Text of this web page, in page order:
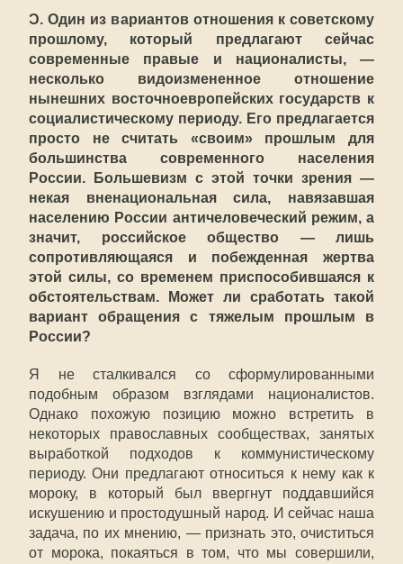
Ɔ. Один из вариантов отношения к советскому
прошлому, который предлагают сейчас
современные правые и националисты, —
несколько видоизмененное отношение
нынешних восточноевропейских государств к
социалистическому периоду. Его предлагается
просто не считать «своим» прошлым для
большинства современного населения
России. Большевизм с этой точки зрения —
некая вненациональная сила, навязавшая
населению России античеловеческий режим, а
значит, российское общество — лишь
сопротивляющаяся и побежденная жертва
этой силы, со временем приспособившаяся к
обстоятельствам. Может ли сработать такой
вариант обращения с тяжелым прошлым в
России?
Я не сталкивался со сформулированными
подобным образом взглядами националистов.
Однако похожую позицию можно встретить в
некоторых православных сообществах, занятых
выработкой подходов к коммунистическому
периоду. Они предлагают относиться к нему как к
мороку, в который был ввергнут поддавшийся
искушению и простодушный народ. И сейчас наша
задача, по их мнению, — признать это, очиститься
от морока, покаяться в том, что мы совершили,